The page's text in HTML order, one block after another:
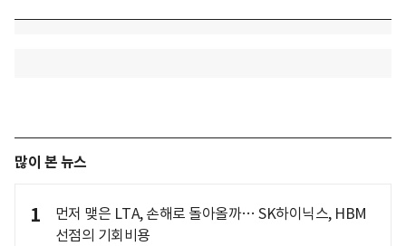
많이 본 뉴스
1
먼저 맺은 LTA, 손해로 돌아올까… SK하이닉스, HBM
선점의 기회비용